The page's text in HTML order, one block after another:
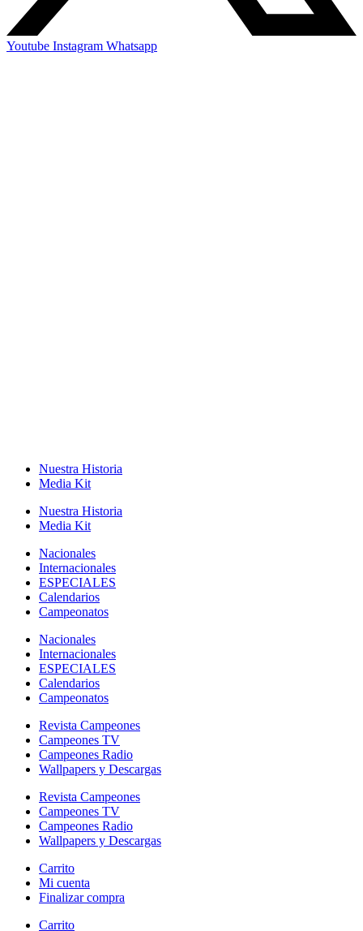
Youtube Instagram Whatsapp
Nuestra Historia
Media Kit
Nuestra Historia
Media Kit
Nacionales
Internacionales
ESPECIALES
Calendarios
Campeonatos
Nacionales
Internacionales
ESPECIALES
Calendarios
Campeonatos
Revista Campeones
Campeones TV
Campeones Radio
Wallpapers y Descargas
Revista Campeones
Campeones TV
Campeones Radio
Wallpapers y Descargas
Carrito
Mi cuenta
Finalizar compra
Carrito